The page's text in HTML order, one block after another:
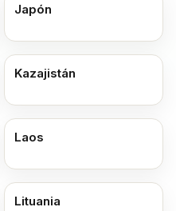
Japón
Kazajistán
Laos
Lituania